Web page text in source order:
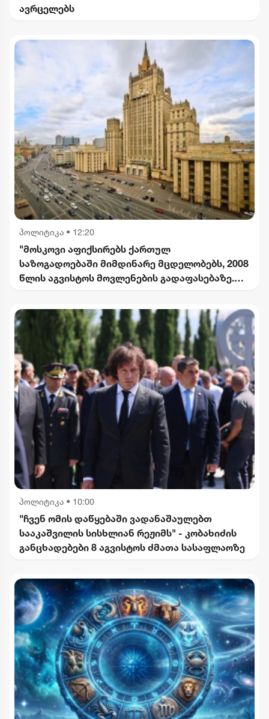
ავრცელებს
პოლიტიკა • 12:20
"მოსკოვი აფიქსირებს ქართულ
საზოგადოებაში მიმდინარე მცდელობებს, 2008
წლის აგვისტოს მოვლენების გადაფასებაზე.
განცხადებებს შერიგების აუცილებლობაზე" -
რუსეთის საგარეო უწყება
პოლიტიკა • 10:00
"ჩვენ ომის დაწყებაში ვადანაშაულებთ
სააკაშვილის სისხლიან რეჟიმს" - კობახიძის
განცხადებები 8 აგვისტოს ძმათა სასაფლაოზე